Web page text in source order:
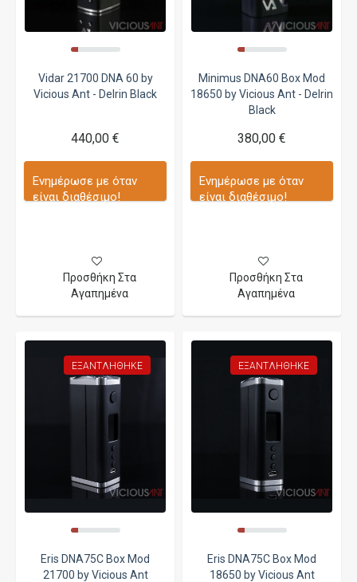
Vidar 21700 DNA 60 by
Vicious Ant - Delrin Black
440,00 €
Ενημέρωσε με όταν
είναι διαθέσιμο!
Προσθήκη Στα
Αγαπημένα
Minimus DNA60 Box Mod
18650 by Vicious Ant - Delrin
Black
380,00 €
Ενημέρωσε με όταν
είναι διαθέσιμο!
Προσθήκη Στα
Αγαπημένα
ΕΞΑΝΤΛΉΘΗΚΕ
Eris DNA75C Box Mod
21700 by Vicious Ant
ΕΞΑΝΤΛΉΘΗΚΕ
Eris DNA75C Box Mod
18650 by Vicious Ant